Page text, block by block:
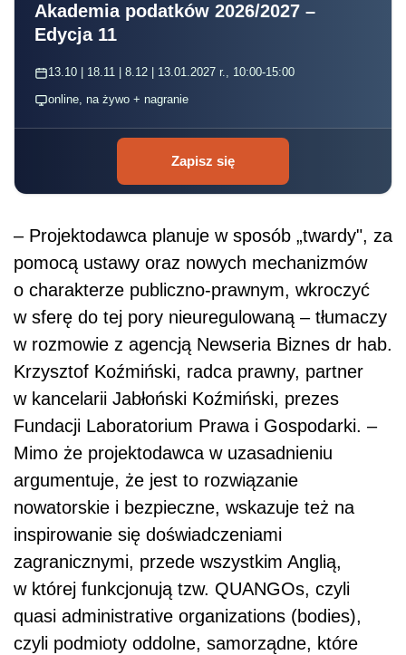
Akademia podatków 2026/2027 –
Edycja 11
13.10 | 18.11 | 8.12 | 13.01.2027 r., 10:00-15:00
online, na żywo + nagranie
Zapisz się
– Projektodawca planuje w sposób „twardy", za
pomocą ustawy oraz nowych mechanizmów
o charakterze publiczno-prawnym, wkroczyć
w sferę do tej pory nieuregulowaną – tłumaczy
w rozmowie z agencją Newseria Biznes dr hab.
Krzysztof Koźmiński, radca prawny, partner
w kancelarii Jabłoński Koźmiński, prezes
Fundacji Laboratorium Prawa i Gospodarki. –
Mimo że projektodawca w uzasadnieniu
argumentuje, że jest to rozwiązanie
nowatorskie i bezpieczne, wskazuje też na
inspirowanie się doświadczeniami
zagranicznymi, przede wszystkim Anglią,
w której funkcjonują tzw. QUANGOs, czyli
quasi administrative organizations (bodies),
czyli podmioty oddolne, samorządne, które